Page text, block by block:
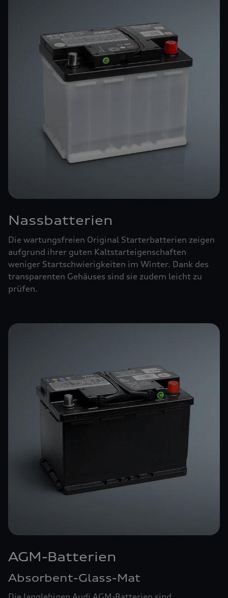
Nassbatterien
Die wartungsfreien Original Starterbatterien zeigen
aufgrund ihrer guten Kaltstarteigenschaften
weniger Startschwierigkeiten im Winter. Dank des
transparenten Gehäuses sind sie zudem leicht zu
prüfen.
AGM-Batterien
Absorbent-Glass-Mat